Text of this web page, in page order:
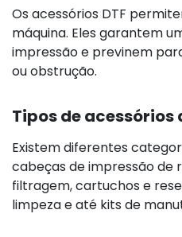
Os acessórios DTF
máquina. Eles garantem
impressão e previnem
ou obstrução.
Tipos de
Existem diferentes
cabeças de impressão de
filtragem, cartuchos e
limpeza e até kits de